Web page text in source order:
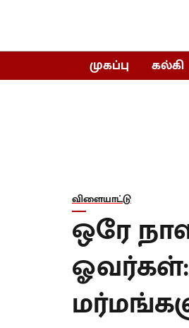
முகப்பு கல்கி
விளையாட்டு
ஒரே
ஓவர்கள்: